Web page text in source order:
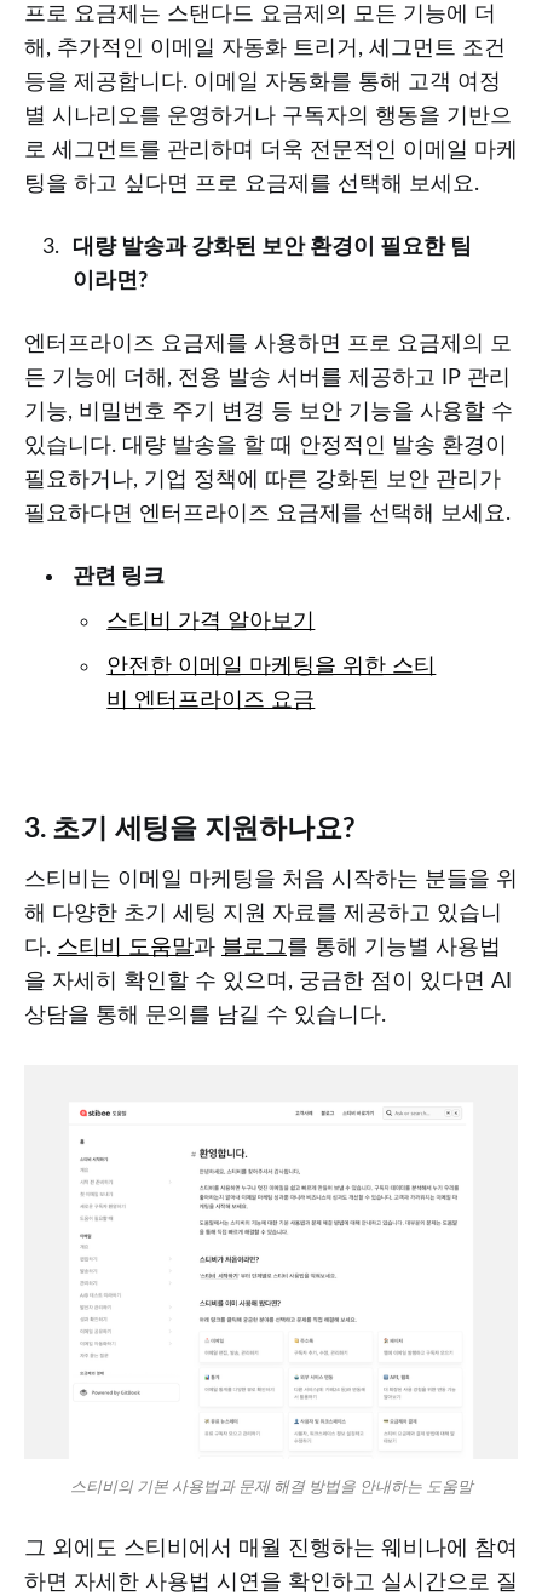
프로 요금제는 스탠다드 요금제의 모든 기능에 더
해, 추가적인 이메일 자동화 트리거, 세그먼트 조건
등을 제공합니다. 이메일 자동화를 통해 고객 여정
별 시나리오를 운영하거나 구독자의 행동을 기반으
로 세그먼트를 관리하며 더욱 전문적인 이메일 마케
팅을 하고 싶다면 프로 요금제를 선택해 보세요.
대량 발송과 강화된 보안 환경이 필요한 팀
이라면?
엔터프라이즈 요금제를 사용하면 프로 요금제의 모
든 기능에 더해, 전용 발송 서버를 제공하고 IP 관리
기능, 비밀번호 주기 변경 등 보안 기능을 사용할 수
있습니다. 대량 발송을 할 때 안정적인 발송 환경이
필요하거나, 기업 정책에 따른 강화된 보안 관리가
필요하다면 엔터프라이즈 요금제를 선택해 보세요.
관련 링크
스티비 가격 알아보기
안전한 이메일 마케팅을 위한 스티
비 엔터프라이즈 요금
3. 초기 세팅을 지원하나요?
스티비는 이메일 마케팅을 처음 시작하는 분들을 위
해 다양한 초기 세팅 지원 자료를 제공하고 있습니
다. 스티비 도움말과 블로그를 통해 기능별 사용법
을 자세히 확인할 수 있으며, 궁금한 점이 있다면 AI
상담을 통해 문의를 남길 수 있습니다.
스티비의 기본 사용법과 문제 해결 방법을 안내하는 도움말
그 외에도 스티비에서 매월 진행하는 웨비나에 참여
하면 자세한 사용법 시연을 확인하고 실시간으로 질